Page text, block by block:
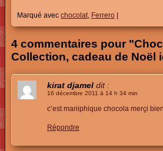
Marqué avec chocolat, Ferrero
4 commentaires pour
Collection, cadeau de Noël
kirat djamel dit :
16 décembre 2011 à 14 h 34 min
c’est maniphique chocola merçi bien
Répondre